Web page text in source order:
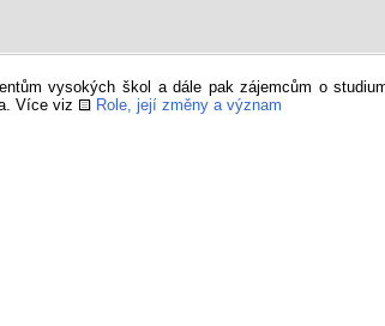
vysokých škol a dále pak zájemcům o
Více viz
Role, její změny a význam